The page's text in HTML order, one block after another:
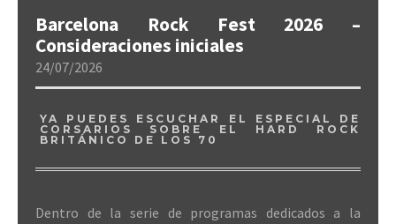
Barcelona Rock Fest 2026 –
Consideraciones iniciales
24/07/2026
YA PUEDES ESCUCHAR EL ESPECIAL DE
CORSARIOS SOBRE EL HARD ROCK
BRITÁNICO DE LOS 70
Dentro de la serie de programas dedicados a la